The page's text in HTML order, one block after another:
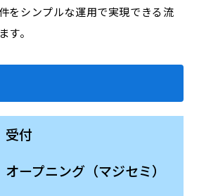
をシンプルな運用で実現できる流
す。
付
ープニング（マジセミ）